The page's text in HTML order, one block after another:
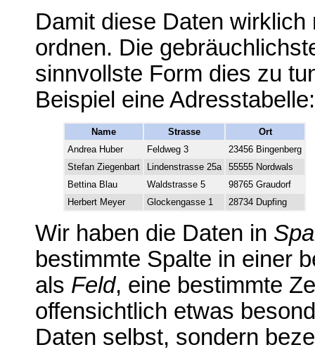
Damit diese Daten
ordnen. Die
sinnvollste Form dies zu
Beispiel eine Adresstabelle:
Name Strasse
Ort
Andrea Huber
Feldweg 3
23456 Bingenberg
Stefan Ziegenbart
Lindenstrasse 25a
55555 Nordwals
Bettina Blau
Waldstrasse 5
98765 Graudorf
Herbert Meyer
Glockengasse 1 28734 Dupfing
Wir haben die Daten in
bestimmte Spalte in einer
als Feld, eine bestimmte
offensichtlich etwas
Daten selbst, sondern